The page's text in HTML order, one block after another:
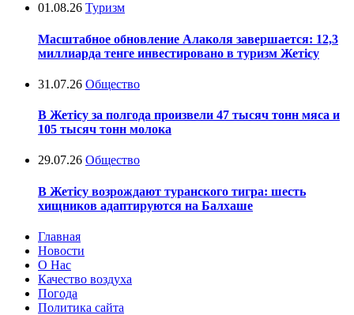
01.08.26 Туризм
Масштабное обновление Алаколя завершается: 12,3
миллиарда тенге инвестировано в туризм Жетісу
31.07.26 Общество
В Жетісу за полгода произвели 47 тысяч тонн мяса и
105 тысяч тонн молока
29.07.26 Общество
В Жетісу возрождают туранского тигра: шесть
хищников адаптируются на Балхаше
Главная
Новости
О Нас
Качество воздуха
Погода
Политика сайта